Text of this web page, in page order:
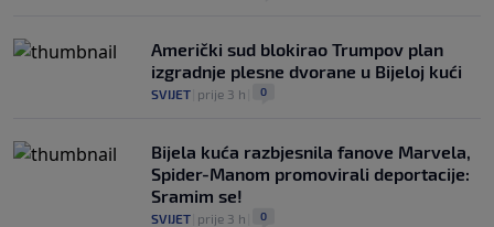
Američki sud blokirao Trumpov plan
izgradnje plesne dvorane u Bijeloj kući
SVIJET prije 3 h 0
Bijela kuća razbjesnila fanove Marvela,
Spider-Manom promovirali deportacije:
Sramim se!
SVIJET prije 3 h 0